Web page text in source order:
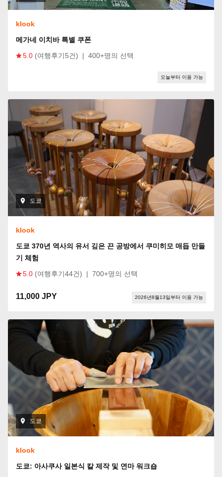
klook
메가네 이치바 특별 쿠폰
5.0 (여행후기5건) | 400+명의 선택
오늘부터 이용 가능
도쿄
klook
도쿄 370년 역사의 유서 깊은 끈 공방에서 쿠미히모 매듭 만들
기 체험
5.0 (여행후기44건) | 700+명의 선택
11,000 JPY 2026년8월13일부터 이용 가능
도쿄
klook
도쿄: 아사쿠사 일본식 칼 제작 및 연마 워크숍